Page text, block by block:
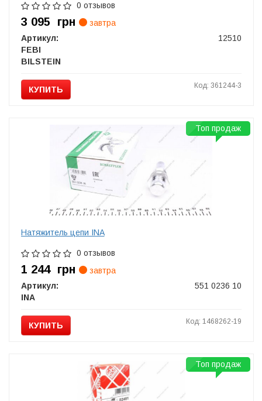
0 отзывов
3 095 грн
завтра
Артикул:
12510
FEBI
BILSTEIN
КУПИТЬ Код: 361244-3
Натяжитель цепи INA
0 отзывов
1 244 грн
завтра
Артикул:
551 0236 10
INA
КУПИТЬ Код: 1468262-19
Топ продаж
Топ продаж